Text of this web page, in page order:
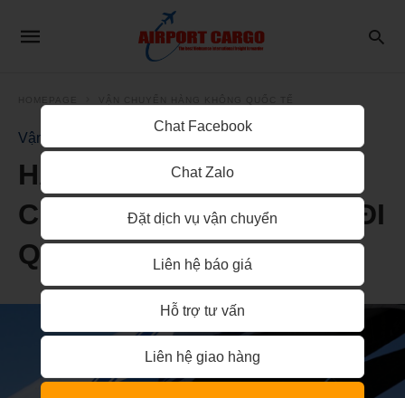
Vận chuyển hàng không quốc tế
HÀNG HOÁ ĐƯỢC VẬN
CHUYỂN HÀNG KHÔNG ĐI
QATAR RA SAO?
Chat Facebook
Chat Zalo
Đặt dịch vụ vận chuyển
Liên hệ báo giá
Hỗ trợ tư vấn
Liên hệ giao hàng